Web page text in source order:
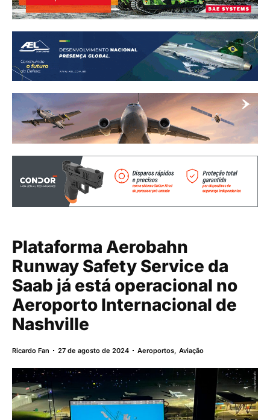
Plataforma Aerobahn
Runway Safety Service da
Saab já está operacional no
Aeroporto Internacional de
Nashville
Ricardo Fan 27 de agosto de 2024 Aeroportos,Aviação